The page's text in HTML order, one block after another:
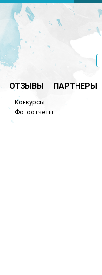
ОТЗЫВЫ ПАРТНЕРЫ
Конкурсы
Фотоотчеты